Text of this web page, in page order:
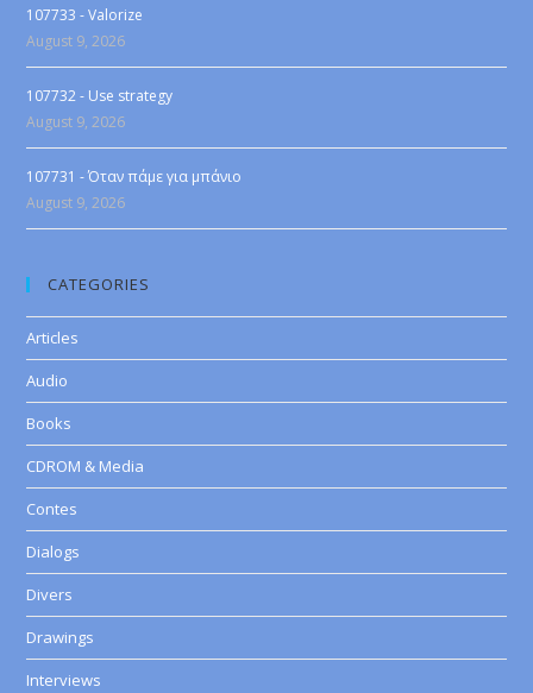
107733 - Valorize
August 9, 2026
107732 - Use strategy
August 9, 2026
107731 - Όταν πάμε για μπάνιο
August 9, 2026
CATEGORIES
Articles
Audio
Books
CDROM & Media
Contes
Dialogs
Divers
Drawings
Interviews